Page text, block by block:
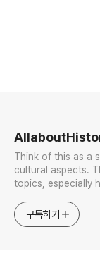
Think of this as a
cultural aspects.
topics, especially
approach will be
generalized
구독하기